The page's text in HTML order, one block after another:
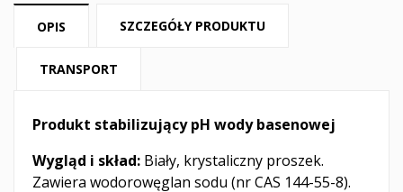
OPIS SZCZEGÓŁY PRODUKTU
TRANSPORT
Produkt stabilizujący pH wody basenowej
Wygląd i skład: Biały, krystaliczny proszek.
Zawiera wodorowęglan sodu (nr CAS 144-55-8).